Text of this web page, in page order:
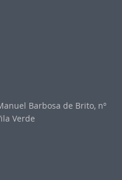
Barbosa de Brito, nº
Verde